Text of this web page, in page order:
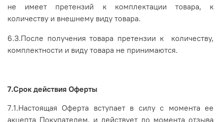
не имеет претензий к комплектации товара, к
количеству и внешнему виду товара.
6.3.После получения товара претензии к количеству,
комплектности и виду товара не принимаются.
7.Срок действия Оферты
7.1.Настоящая Оферта вступает в силу с момента ее
акцепта Покупателем, и действует до момента отзыва